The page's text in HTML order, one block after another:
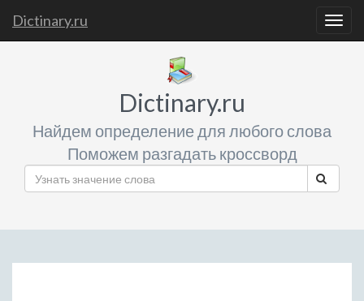
Dictinary.ru
Dictinary.ru
Найдем определение для любого слова
Поможем разгадать кроссворд